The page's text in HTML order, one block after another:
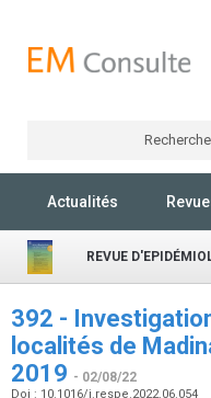
Actualités
REVUE
392 -
localités de
2019 - 02/08/22
Doi : 10.1016/j.respe.2022.06.054